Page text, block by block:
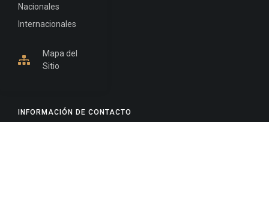
INFORMACIÓN DE CONTACTO
Nacionales
Internacionales
Mapa del
Sitio